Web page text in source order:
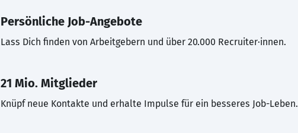
Persönliche Job-Angebote
Lass Dich finden von Arbeitgebern und über 20.000 Recruiter·innen.
21 Mio. Mitglieder
Knüpf neue Kontakte und erhalte Impulse für ein besseres Job-Leben.